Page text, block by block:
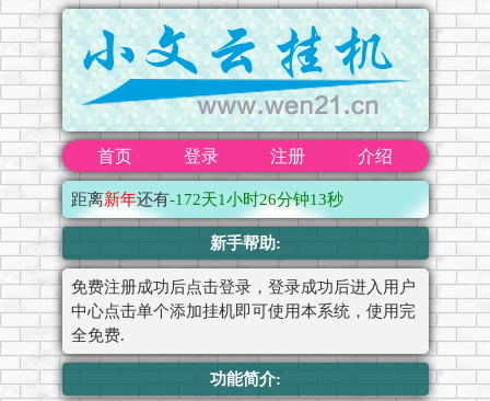
首页 登录 注册 介绍
距离新年还有-172天1小时26分钟13秒
新手帮助:
免费注册成功后点击登录，登录成功后进入用户
中心点击单个添加挂机即可使用本系统，使用完
全免费.
功能简介: